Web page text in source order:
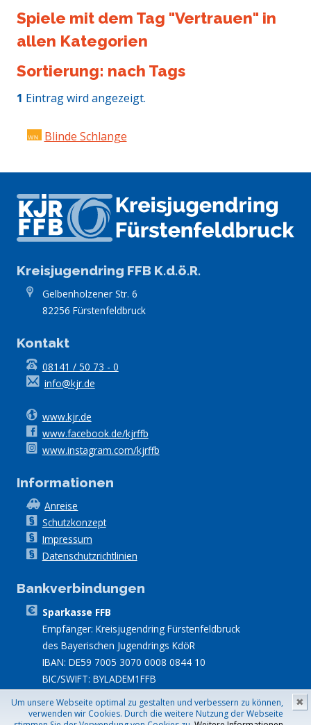
Um unsere Webseite optimal zu gestalten und verbessern zu können,
verwenden wir Cookies. Durch die weitere Nutzung der Webseite
✖
Spiele mit dem Tag "Vertrauen" in
allen Kategorien
Sortierung: nach Tags
1 Eintrag wird angezeigt.
Blinde Schlange
Kreisjugendring FFB K.d.ö.R.
Gelbenholzener Str. 6
82256 Fürstenfeldbruck
Kontakt
08141 / 50 73 - 0
info@kjr.de
www.kjr.de
www.facebook.de/kjrffb
www.instagram.com/kjrffb
Informationen
Anreise
Schutzkonzept
Impressum
Datenschutzrichtlinien
Bankverbindungen
Sparkasse FFB
Empfänger: Kreisjugendring Fürstenfeldbruck
des Bayerischen Jugendrings KdöR
IBAN: DE59 7005 3070 0008 0844 10
BIC/SWIFT: BYLADEM1FFB
Besucher_innen Gesamt: 7.160seit31.07.2026; Gestern:
Site built